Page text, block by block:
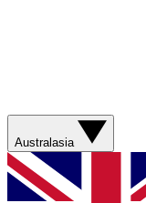
Australasia